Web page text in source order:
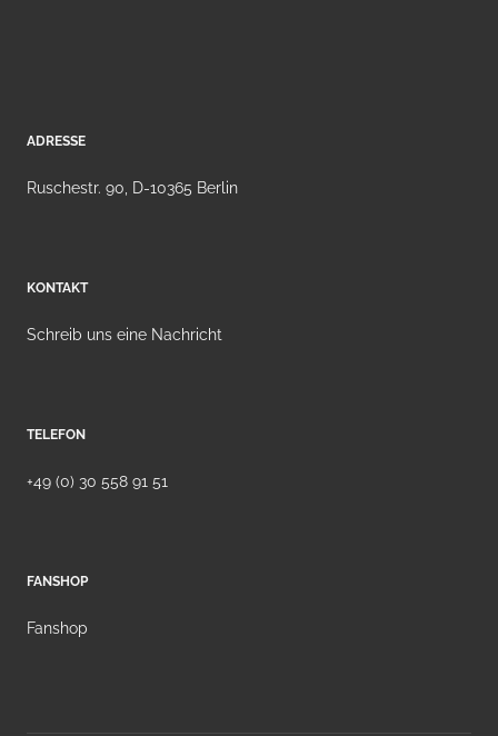
ADRESSE
Ruschestr. 90, D-10365 Berlin
KONTAKT
Schreib uns eine Nachricht
TELEFON
+49 (0) 30 558 91 51
FANSHOP
Fanshop